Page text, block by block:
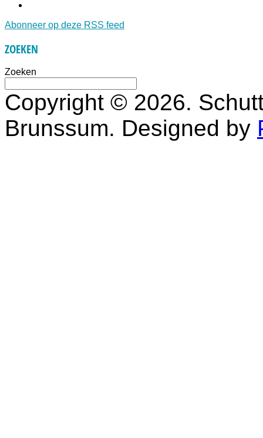
Abonneer op deze RSS feed
ZOEKEN
Zoeken
Copyright © 2026.
Brunssum. Designed by